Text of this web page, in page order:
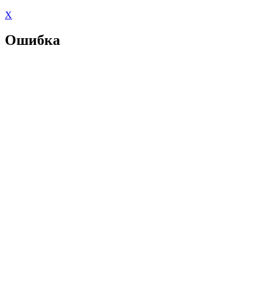
X
Ошибка